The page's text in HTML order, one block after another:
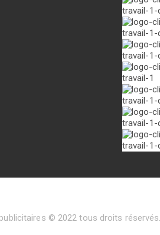
© 2022 tous droits réservés.